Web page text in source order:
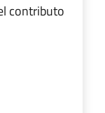
contributo